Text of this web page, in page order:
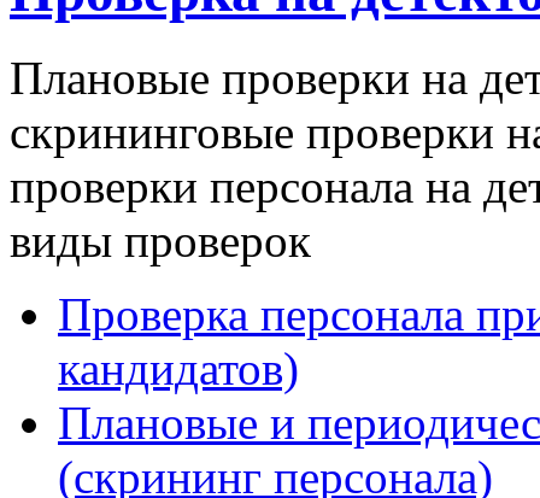
Плановые проверки на
скрининговые проверки
проверки персонала на
виды проверок
Проверка персонала
кандидатов)
Плановые и
(скрининг персонала)